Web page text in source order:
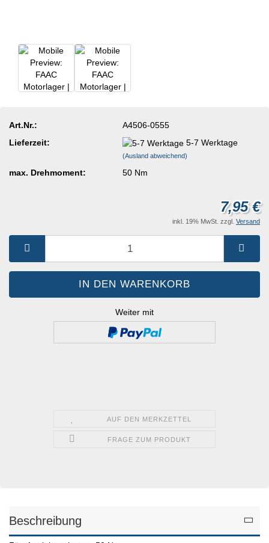
Art.Nr.:
A4506-0555
Lieferzeit:
5-7 Werktage
(Ausland abweichend)
max. Drehmoment: 50 Nm
7,95 €
inkl. 19% MwSt. zzgl. Versand
Weiter mit
AUF DEN MERKZETTEL
FRAGE ZUM PRODUKT
Beschreibung